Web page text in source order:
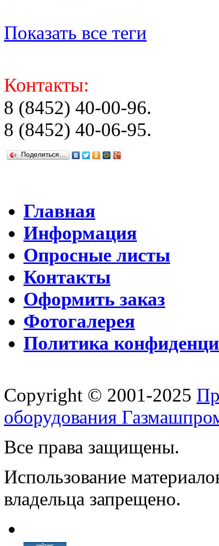
Показать все теги
Контакты:
8 (8452) 40-00-96.
8 (8452) 40-06-95.
Поделиться…
Главная
Информация
Опросные листы
Контакты
Оформить заказ
Фотогалерея
Политика
Copyright © 2001-2025
оборудования
Все права защищены.
Использование
владельца запрещено.